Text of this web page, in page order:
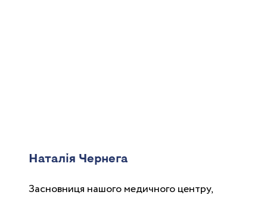
Наталія Чернега
Засновниця нашого медичного центру,